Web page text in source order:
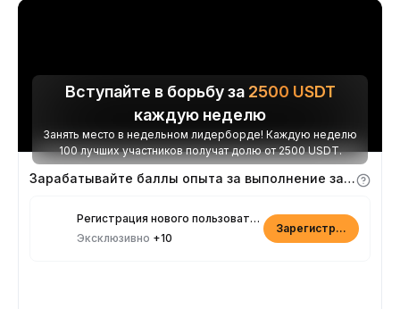
Вступайте в борьбу за 2500 USDT
каждую неделю
Занять место в недельном лидерборде! Каждую неделю
100 лучших участников получат долю от 2500 USDT.
Зарабатывайте баллы опыта за выполнение заданий
Регистрация нового пользователя
Эксклюзивно +10
Зарегистрироваться